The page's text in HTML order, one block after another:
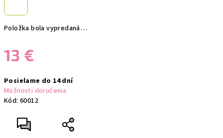
Položka bola vypredaná…
13 €
cena:
Posielame do 14 dní
Možnosti doručenia
Kód: 60012